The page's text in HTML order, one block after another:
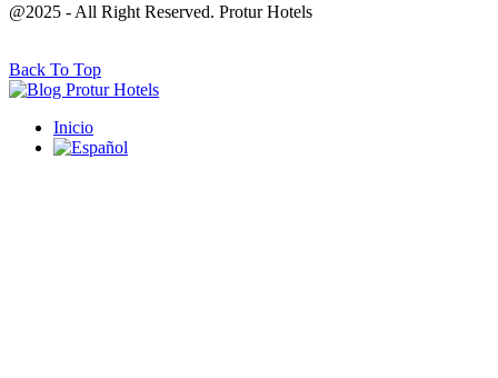
@2025 - All Right Reserved. Protur Hotels
Back To Top
Inicio